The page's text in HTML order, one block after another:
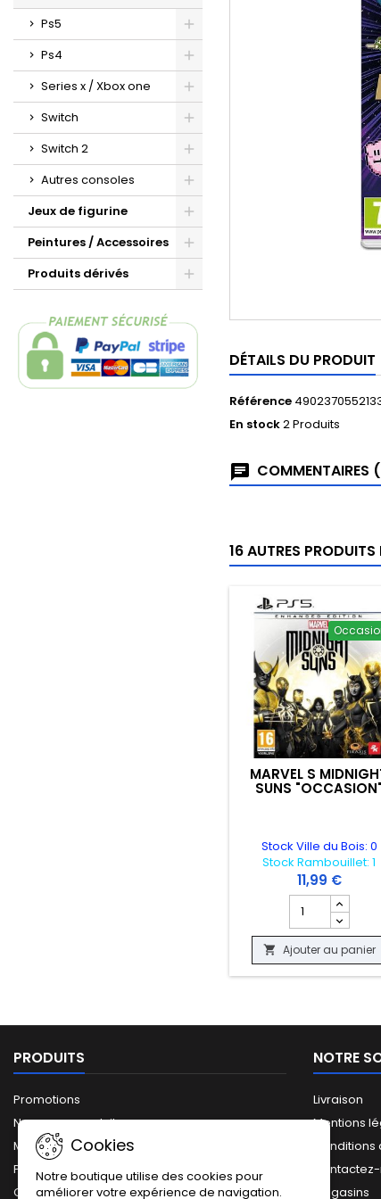
Ps5
Ps4
Series x / Xbox one
Switch
Switch 2
Autres consoles
Jeux de figurine
Peintures / Accessoires
Produits dérivés
DÉTAILS DU PRODUIT
Référence
En stock2 Produits
COMMENTAIRES
16 AUTRES
MARVEL S
SUNS "OCCASION"
Stock Ville du Bois: 0
Stock Rambouillet: 1
11,99 €
Champ
 Ajouter au panier
PRODUITS
Promotions
Nouveaux produits
Meilleures ventes
Plan du site
Catalogue complet
NOTRE
Livraison
Mentions
Magasins
Cookies
Notre boutique utilise des cookies pour
améliorer votre expérience de navigation.